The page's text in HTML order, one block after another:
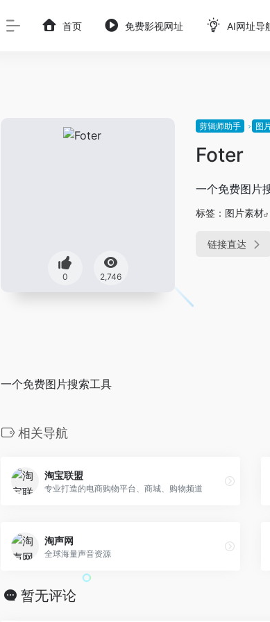
首页 免费影视网址 AI网址导
0 2,746
剪辑师助手 图
Foter
一个免费图片
标签： 图片素材
链接直达
一个免费图片搜索工具
相关导航
淘宝联盟
专业打造的电商购物平台、商城、购物频道
淘声网
全球海量声音资源
暂无评论